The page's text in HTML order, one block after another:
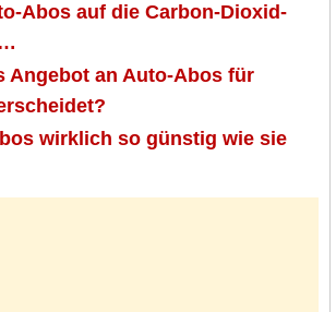
Abos auf die Carbon-Dioxid-
Angebot an Auto-Abos für
wirklich so günstig wie sie